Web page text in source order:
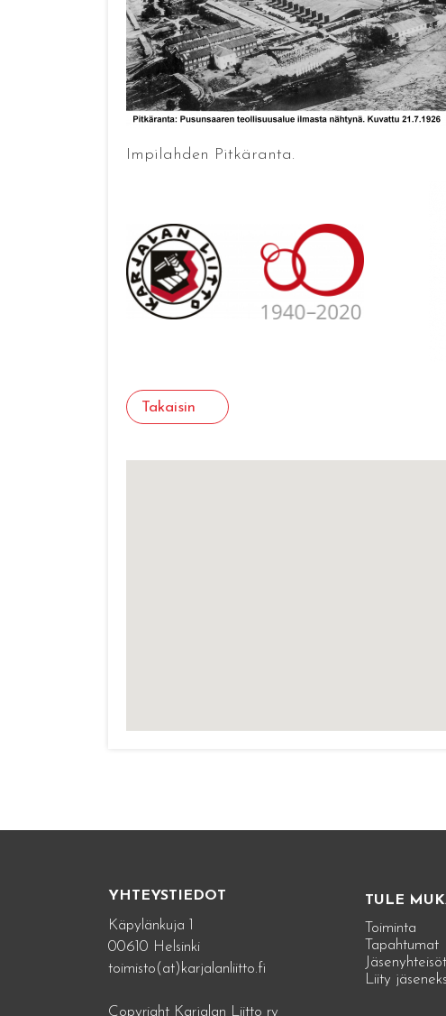
Impilahden Pitkäranta.
Takaisin
YHTEYSTIEDOT
Käpylänkuja 1
00610 Helsinki
toimisto(at)karjalanliitto.fi
Copyright Karjalan Liitto ry
TULE
Toiminta
Tapahtumat
Jäsenyhteisöt
Liity